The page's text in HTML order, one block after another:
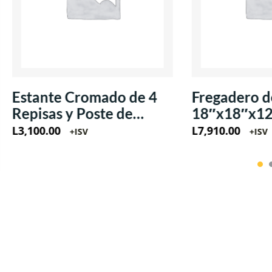
Estante Cromado de 4
Repisas y Poste de
18″x48″x71″
L3,100.00 +ISV
Fregadero
L7,910.00 +ISV